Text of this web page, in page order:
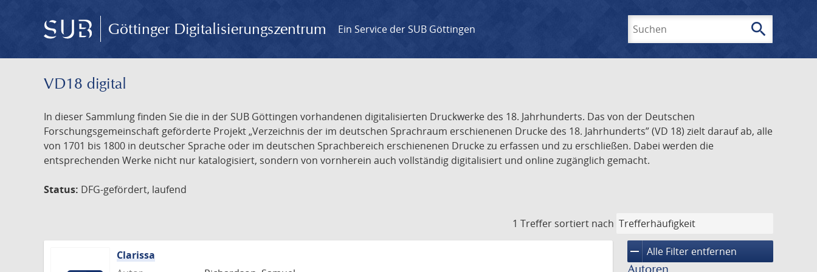
Göttinger Digitalisierungszentrum Ein Service der SUB Göttingen search
VD18 digital
In dieser Sammlung finden Sie die in der SUB Göttingen vorhandenen digitalisierten Druckwerke des 18. Jahrhunderts. Das von der Deutschen
Forschungsgemeinschaft geförderte Projekt „Verzeichnis der im deutschen Sprachraum erschienenen Drucke des 18. Jahrhunderts” (VD 18) zielt darauf ab, alle
von 1701 bis 1800 in deutscher Sprache oder im deutschen Sprachbereich erschienenen Drucke zu erfassen und zu erschließen. Dabei werden die
entsprechenden Werke nicht nur katalogisiert, sondern von vornherein auch vollständig digitalisiert und online zugänglich gemacht.
Status: DFG-gefördert, laufend
1 Treffer sortiert nach
remove Alle Filter entfernen
Clarissa